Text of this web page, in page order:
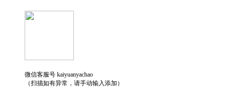
微信客服号 kaiyuanyachao
（扫描如有异常，请手动输入添加）